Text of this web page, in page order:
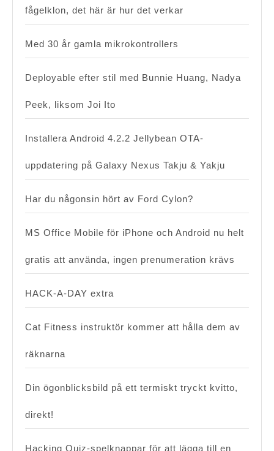
fågelklon, det här är hur det verkar
Med 30 år gamla mikrokontrollers
Deployable efter stil med Bunnie Huang, Nadya
Peek, liksom Joi Ito
Installera Android 4.2.2 Jellybean OTA-
uppdatering på Galaxy Nexus Takju & Yakju
Har du någonsin hört av Ford Cylon?
MS Office Mobile för iPhone och Android nu helt
gratis att använda, ingen prenumeration krävs
HACK-A-DAY extra
Cat Fitness instruktör kommer att hålla dem av
räknarna
Din ögonblicksbild på ett termiskt tryckt kvitto,
direkt!
Hacking Quiz-spelknappar för att lägga till en